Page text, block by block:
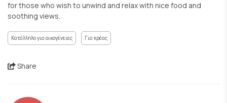
for those who wish to unwind and relax with nice food and
soothing views.
Κατάλληλο για οικογένειες Για κρέας
Share